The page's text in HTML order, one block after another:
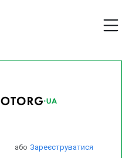
або Зареєструватися